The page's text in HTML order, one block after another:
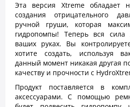
Эта версия Xtreme обладает
создания отрицательного
ручной груши, которая
гидропомпы! Теперь вся сила
ваших руках. Вы
хотите создать, используя
данный момент никакая другая
качеству и прочности с
Продукт поставляется в
аксессуарами. С помощью